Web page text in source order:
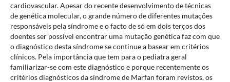
cardiovascular. Apesar do recente desenvolvimento de técnicas
de genética molecular, o grande número de diferentes mutações
responsáveis pela síndrome e o facto de só em dois terços dos
doentes ser possível encontrar uma mutação genética faz com que
o diagnóstico desta síndrome se continue a basear em critérios
clínicos. Pela importância que tem para o pediatra geral
familiarizar-se com este diagnóstico e porque recentemente os
critérios diagnósticos da síndrome de Marfan foram revistos, os